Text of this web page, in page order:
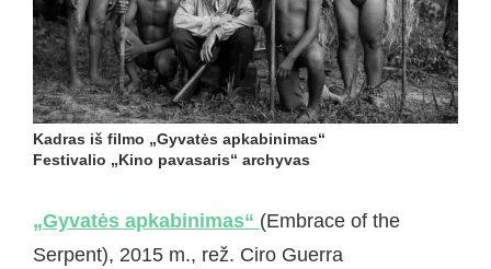
Kadras iš filmo „Gyvatės apkabinimas“
Festivalio „Kino pavasaris“ archyvas
„Gyvatės apkabinimas“ (Embrace of the
Serpent), 2015 m., rež. Ciro Guerra